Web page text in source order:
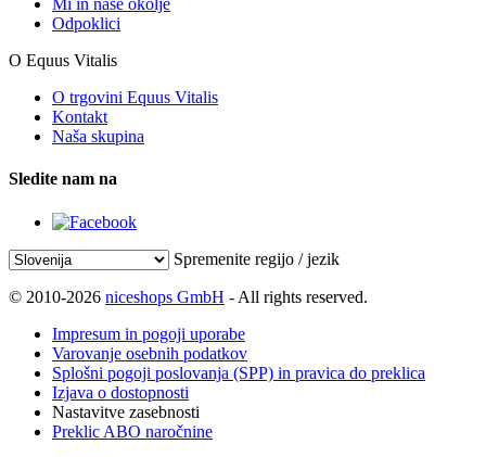
Mi in naše okolje
Odpoklici
O Equus Vitalis
O trgovini Equus Vitalis
Kontakt
Naša skupina
Sledite nam na
Spremenite regijo / jezik
© 2010-2026 niceshops GmbH - All rights reserved.
Impresum in pogoji uporabe
Varovanje osebnih podatkov
Splošni pogoji poslovanja (SPP) in pravica do preklica
Izjava o dostopnosti
Nastavitve zasebnosti
Preklic ABO naročnine